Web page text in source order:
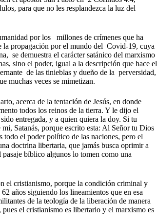
para que no les resplandezca la luz del
por los millones de crímenes que ha
la propagación por el mundo del Covid-19, cuya
se demuestra el carácter satánico del marxismo
sino el poder, igual a la descripción que hace el
de las tinieblas y dueño de la perversidad,
muchas veces se mimetizan.
acerca de la tentación de Jesús, en donde
todos los reinos de la tierra. Y le dijo el
entregada, y a quien quiera la doy. Si tu
Satanás, porque escrito esta: Al Señor tu Dios
todo el poder político de las naciones, pero el
doctrina libertaria, que jamás busca oprimir a
bíblico algunos lo tomen como una
el cristianismo, porque la condición criminal y
años siguiendo los lineamientos que en esa
de la teología de la liberación de manera
el cristianismo es libertario y el marxismo es